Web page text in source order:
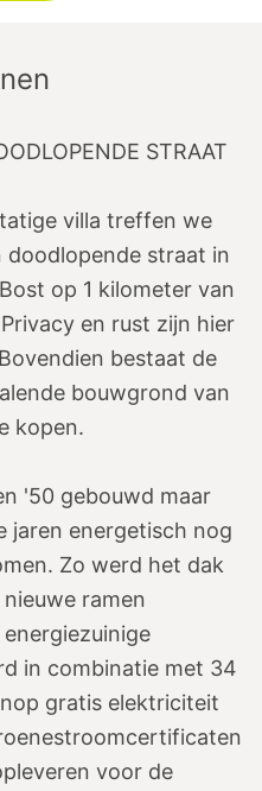
STRAAT
villa treffen we
doodlopende straat in
op 1 kilometer van
en rust zijn hier
bestaat de
bouwgrond van
kopen.
'50 gebouwd maar
jaren energetisch nog
Zo werd het dak
ramen
in combinatie met 34
gratis elektriciteit
voor de